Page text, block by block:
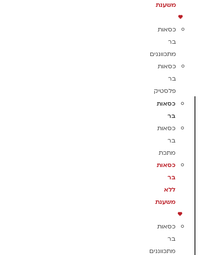
משענת
כסאות
בר
מתכווננים
כסאות
בר
פלסטיק
כסאות
בר
כסאות
בר
מתכת
כסאות
בר
ללא
משענת
כסאות
בר
מתכווננים